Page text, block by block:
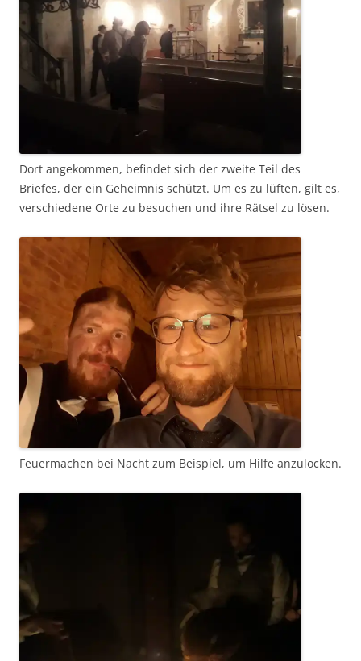
Dort angekommen, befindet sich der zweite Teil des
Briefes, der ein Geheimnis schützt. Um es zu lüften, gilt es,
verschiedene Orte zu besuchen und ihre Rätsel zu lösen.
Feuermachen bei Nacht zum Beispiel, um Hilfe anzulocken.